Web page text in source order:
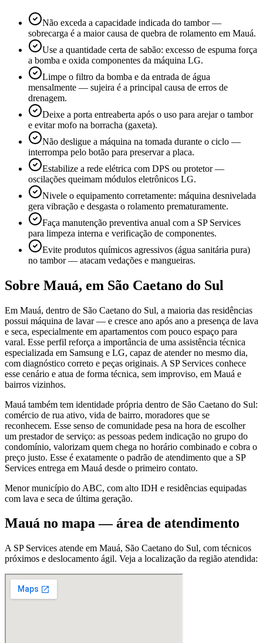
Não exceda a capacidade indicada do tambor —
sobrecarga é a maior causa de quebra de rolamento em Mauá.
Use a quantidade certa de sabão: excesso de espuma força
a bomba e oxida componentes da máquina LG.
Limpe o filtro da bomba e da entrada de água
mensalmente — sujeira é a principal causa de erros de
drenagem.
Deixe a porta entreaberta após o uso para arejar o tambor
e evitar mofo na borracha (gaxeta).
Não desligue a máquina na tomada durante o ciclo —
interrompa pelo botão para preservar a placa.
Estabilize a rede elétrica com DPS ou protetor —
oscilações queimam módulos eletrônicos LG.
Nivele o equipamento corretamente: máquina desnivelada
gera vibração e desgasta o rolamento prematuramente.
Faça manutenção preventiva anual com a SP Services
para limpeza interna e verificação de componentes.
Evite produtos químicos agressivos (água sanitária pura)
no tambor — atacam vedações e mangueiras.
Sobre Mauá, em São Caetano do Sul
Em Mauá, dentro de São Caetano do Sul, a maioria das residências
possui máquina de lavar — e cresce ano após ano a presença de lava
e seca, especialmente em apartamentos com pouco espaço para
varal. Esse perfil reforça a importância de uma assistência técnica
especializada em Samsung e LG, capaz de atender no mesmo dia,
com diagnóstico correto e peças originais. A SP Services conhece
esse cenário e atua de forma técnica, sem improviso, em Mauá e
bairros vizinhos.
Mauá também tem identidade própria dentro de São Caetano do Sul:
comércio de rua ativo, vida de bairro, moradores que se
reconhecem. Esse senso de comunidade pesa na hora de escolher
um prestador de serviço: as pessoas pedem indicação no grupo do
condomínio, valorizam quem chega no horário combinado e cobra o
preço justo. Esse é exatamente o padrão de atendimento que a SP
Services entrega em Mauá desde o primeiro contato.
Menor município do ABC, com alto IDH e residências equipadas
com lava e seca de última geração.
Mauá no mapa — área de atendimento
A SP Services atende em Mauá, São Caetano do Sul, com técnicos
próximos e deslocamento ágil. Veja a localização da região atendida: